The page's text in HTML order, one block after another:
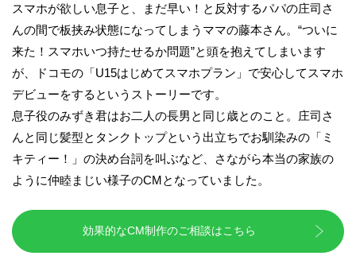
スマホが欲しい息子と、まだ早い！と反対するパパの庄司さ
んの間で板挟み状態になってしまうママの藤本さん。“ついに
来た！スマホいつ持たせるか問題”と頭を抱えてしまいます
が、ドコモの「U15はじめてスマホプラン」で安心してスマホ
デビューをするというストーリーです。
息子役のみずき君はお二人の長男と同じ歳とのこと。庄司さ
んと同じ髪型とタンクトップという出立ちでお馴染みの「ミ
キティー！」の決め台詞を叫ぶなど、さながら本当の家族の
ように仲睦まじい様子のCMとなっていました。
効果的なCM制作のご相談はこちら